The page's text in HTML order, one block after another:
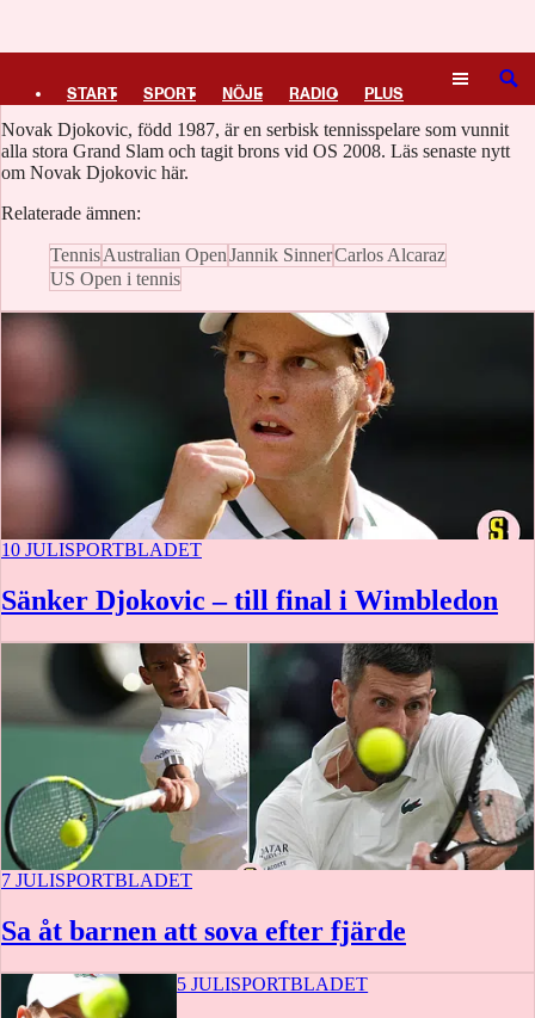
START SPORT NÖJE RADIO PLUS
TIPSA TV KULTUR LEDARE
SÖK
Novak Djokovic
Novak Djokovic, född 1987, är en serbisk tennisspelare som vunnit
alla stora Grand Slam och tagit brons vid OS 2008. Läs senaste nytt
om Novak Djokovic här.
Relaterade ämnen:
TennisAustralian OpenJannik SinnerCarlos Alcaraz
US Open i tennis
10 JULISPORTBLADET
Sänker Djokovic – till final i Wimbledon
7 JULISPORTBLADET
Sa åt barnen att sova efter fjärde
5 JULISPORTBLADET